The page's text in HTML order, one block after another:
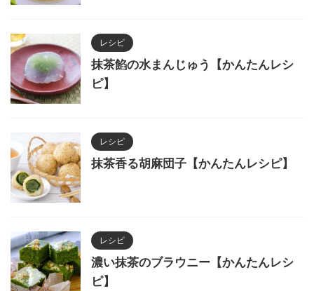
レシピ
抹茶餡の水まんじゅう【かんたんレシ
ピ】
レシピ
抹茶香る胡麻団子【かんたんレシピ】
レシピ
濃い抹茶のブラウニー【かんたんレシ
ピ】